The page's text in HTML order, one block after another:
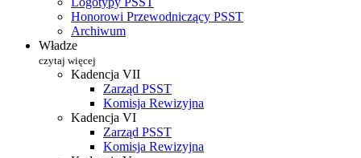
Honorowi Przewodniczący PSST
Archiwum
Władze
czytaj więcej
Kadencja VII
Zarząd PSST
Komisja Rewizyjna
Kadencja VI
Zarząd PSST
Komisja Rewizyjna